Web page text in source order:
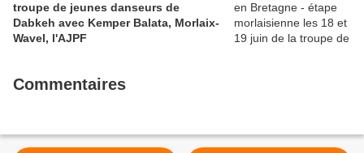
troupe de jeunes danseurs de
Dabkeh avec Kemper Balata, Morlaix-
Wavel, l'AJPF
Commentaires